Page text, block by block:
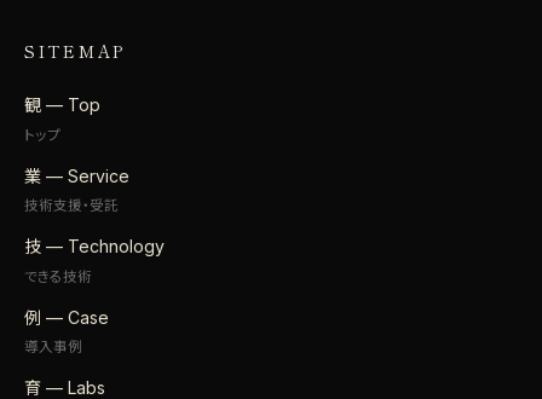
SITEMAP
観 — Top
トップ
業 — Service
技術支援・受託
技 — Technology
できる技術
例 — Case
導入事例
育 — Labs